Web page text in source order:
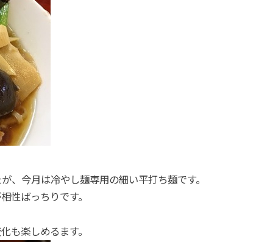
今月は冷やし麺専用の細い平打ち麺です。
性ばっちりです。
も楽しめるます。